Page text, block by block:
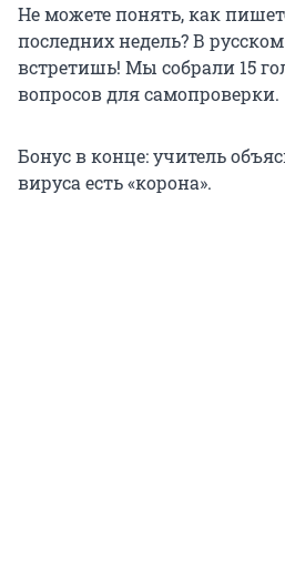
Не можете понять, как
последних недель? В
встретишь! Мы собрали 15
вопросов для самопроверки.
Бонус в конце: учитель
вируса есть «корона».